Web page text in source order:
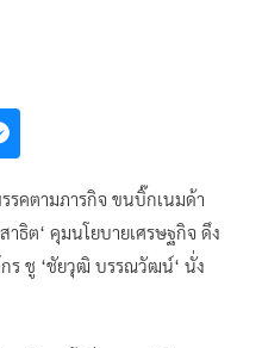
รคตามภารกิจ ขนบิ๊กเนมด้า
ธิต‘ คุมนโยบายเศรษฐกิจ ดึง
กร ชู ‘ชัยวุฒิ บรรณวัฒน์‘ นั่ง